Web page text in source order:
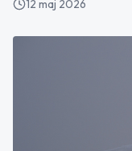
12 maj 2026